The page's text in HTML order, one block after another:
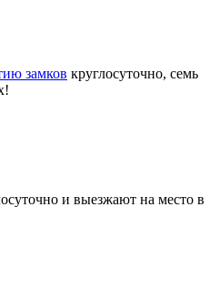
замков круглосуточно, семь
и выезжают на место в